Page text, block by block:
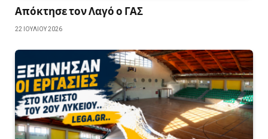
Απόκτησε τον Λαγό ο ΓΑΣ
22 ΙΟΥΛΊΟΥ 2026